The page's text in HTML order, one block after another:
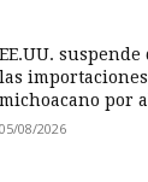
EE.UU.
las
michoacano por
05/08/2026